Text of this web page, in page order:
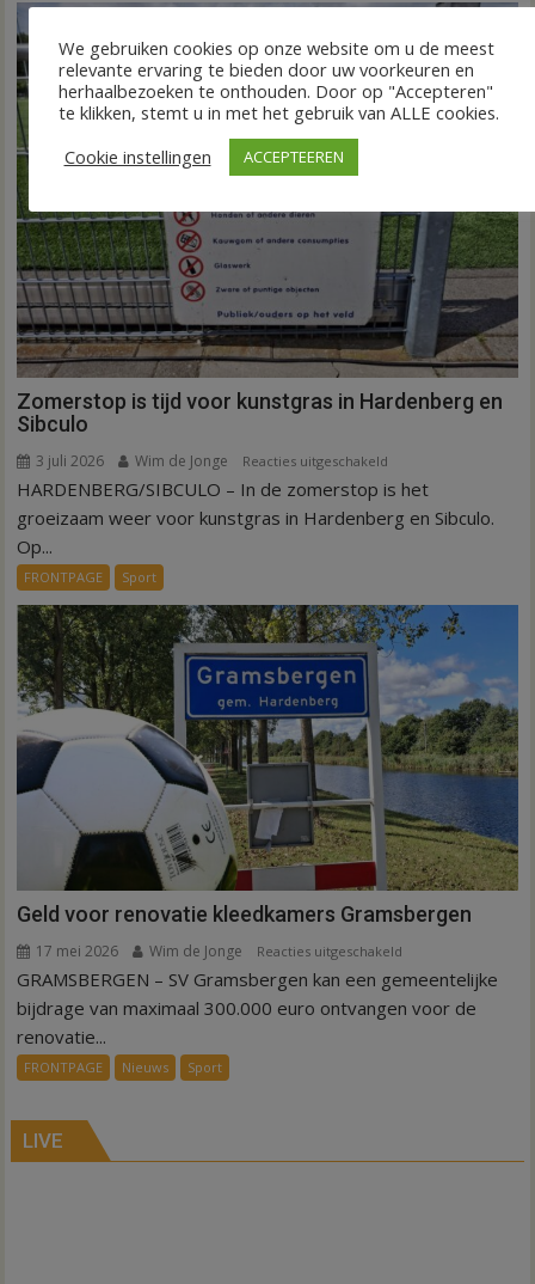
weg
in
Hardenberg
en
Zomerstop is tijd voor kunstgras in Hardenberg en
Sibculo
3 juli 2026 Wim de Jonge Reacties uitgeschakeld
Zomerstop
is
in
Hardenberg
en
Sibculo
HARDENBERG/SIBCULO – In de zomerstop is het
groeizaam weer voor kunstgras in Hardenberg en Sibculo.
Op...
FRONTPAGE Sport
Geld voor renovatie kleedkamers Gramsbergen
17 mei 2026 Wim de Jonge Reacties uitgeschakeld
Geld
voor
GRAMSBERGEN – SV Gramsbergen kan een gemeentelijke
bijdrage van maximaal 300.000 euro ontvangen voor de
renovatie...
FRONTPAGE Nieuws Sport
LIVE
We gebruiken cookies op onze website om u de meest
relevante ervaring te bieden door uw voorkeuren en
herhaalbezoeken te onthouden. Door op "Accepteren"
te klikken, stemt u in met het gebruik van ALLE cookies.
Cookie instellingen
ACCEPTEEREN